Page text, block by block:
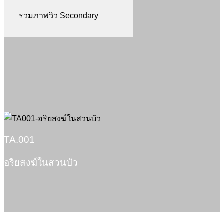
รวมภาพวิว Secondary
TA.001
อริยสงฆ์ในสวนบัว